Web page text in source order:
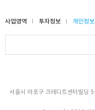
사업영역 투자정보 개인정
서울시 마포구 크레디트센터빌딩